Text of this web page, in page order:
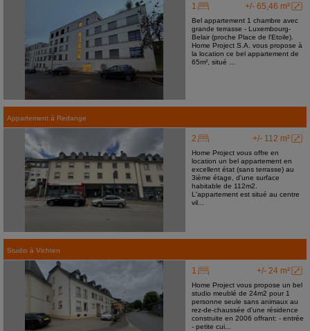
+/- 65,46 m²
1
Bel appartement 1 chambre avec
grande terrasse - Luxembourg-
Belair (proche Place de l'Etoile).
Home Project S.A. vous propose à
la location ce bel appartement de
65m², situé ...
Appartement à Redange
+/- 112 m²
2
Home Project vous offre en
location un bel appartement en
excellent état (sans terrasse) au
3ième étage, d'une surface
habitable de 112m2.
L'appartement est situé au centre
vil...
Studio à Vichten
+/- 24 m²
1
Home Project vous propose un bel
studio meublé de 24m2 pour 1
personne seule sans animaux au
rez-de-chaussée d'une résidence
construite en 2006 offrant: - entrée
- petite cui...